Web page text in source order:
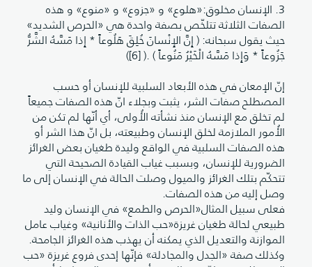
3. الإنسان مخلوق:«هلوع» و «جزوع» و «منوع» و هذه
الصفات الثلاثة تتلخّص بصفة واحدة هي «الحرص الشديد»
حيث يقول سبحانه: ( إِنَّ الإِنْسانَ خُلِقَ هَلُوعاً * إِذا مَسَّهُ الشَّرُّ
جَزُوعاً * وَإِذا مَسَّهُ الْخَيْرُ مَنُوعاً ) .( [6])
إنّ الإمعان في هذه الأبعاد السلبية للإنسان أو حسب
المصطلح صفات الشر، يثبت وبجلاء انّ هذه الصفات جميعاً
لم تخلق مع الإنسان منذ نشأته الأُولى، أي أنّها لم تكن من
الأُمور الملازمة لخلق الإنسان وطبيعته، بل انّ هذا الشر أو
هذه الصفات السلبية في الواقع وليدة طغيان بعض الغرائز
الضرورية للإنسان، وبسبب غياب القيادة الصحيحة التي
تتحكّم بتلك الغرائز والميول وصلت الحالة في الإنسان إلى ما
وصل إليه من هذه الصفات.
فعلى سبيل المثال«الحرص والطمع» في الإنسان وليد
طبيعي لحالة طغيان غريزة«حب الذات والأنانية» وغياب عامل
الموازنة والتعديل الذي يمكنه أن يهذب هذه الغرائز الجامحة.
وكذلك صفة «الجدل والمجادلة» فإنّها إحدى فروع غريزة «حب